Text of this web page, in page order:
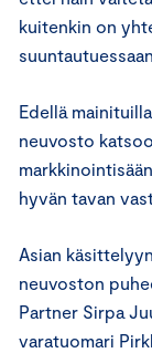
kuitenkin on
Edellä
neuvosto
hyvän tavan
Asian
neuvoston
Partner Sirpa
varatuomari